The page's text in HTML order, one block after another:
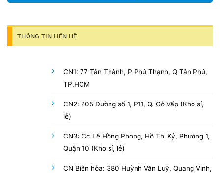
THÔNG TIN LIÊN HỆ
CN1: 77 Tân Thành, P Phú Thạnh, Q Tân Phú,
TP.HCM
CN2: 205 Đường số 1, P11, Q. Gò Vấp (Kho sỉ,
lẻ)
CN3: Cc Lê Hồng Phong, Hồ Thị Kỷ, Phường 1,
Quận 10 (Kho sỉ, lẻ)
CN Biên hòa: 380 Huỳnh Văn Luỹ, Quang Vinh,